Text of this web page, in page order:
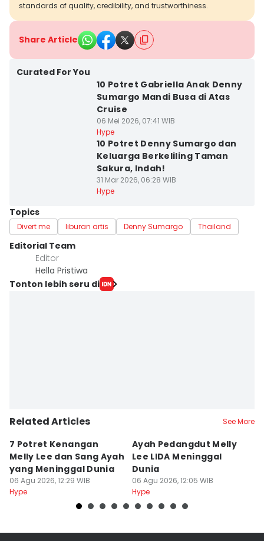
standards of quality, credibility, and trustworthiness.
Share Article
Curated For You
10 Potret Gabriella Anak Denny
Sumargo Mandi Busa di Atas
Cruise
06 Mei 2026, 07:41 WIB
Hype
10 Potret Denny Sumargo dan
Keluarga Berkeliling Taman
Sakura, Indah!
31 Mar 2026, 06:28 WIB
Hype
Topics
Divert me liburan artis Denny Sumargo Thailand
Editorial Team
Editor
Hella Pristiwa
Tonton lebih seru di
Related Articles See More
7 Potret Kenangan
Melly Lee dan Sang Ayah
yang Meninggal Dunia
06 Agu 2026, 12:29 WIB
Hype
Ayah Pedangdut Melly
Lee LIDA Meninggal
Dunia
06 Agu 2026, 12:05 WIB
Hype